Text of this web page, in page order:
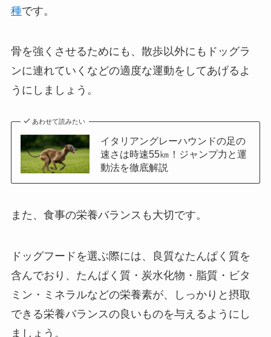
種です。
骨を強くさせるためにも、散歩以外にもドッグラ
ンに連れていくなどの適度な運動をしてあげるよ
うにしましょう。
あわせて読みたい
イタリアングレーハウンドの足の
速さは時速55㎞！ジャンプ力と運
動法を徹底解説
また、食事の栄養バランスも大切です。
ドッグフードを選ぶ際には、良質なたんぱく質を
含んでおり、たんぱく質・炭水化物・脂質・ビタ
ミン・ミネラルなどの栄養素が、しっかりと摂取
できる栄養バランスの良いものを与えるようにし
ましょう。